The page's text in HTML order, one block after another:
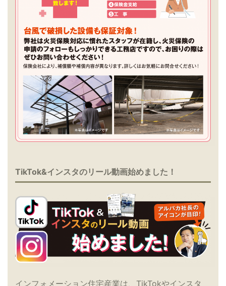
TikTok&インスタのリール動画始めました！
インフォメーション住宅産業は、TikTokやインスタ